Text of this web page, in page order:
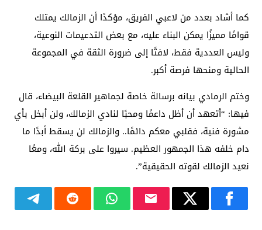
كما أشاد بعدد من لاعبي الفريق، مؤكدًا أن الزمالك يمتلك
قوامًا مميزًا يمكن البناء عليه، مع بعض التدعيمات النوعية،
وليس العددية فقط، لافتًا إلى ضرورة الثقة في المجموعة
الحالية ومنحها فرصة أكبر.
وختم الرمادي بيانه برسالة خاصة لجماهير القلعة البيضاء، قال
فيها: “أتعهد أن أظل داعمًا ومحبًا لنادي الزمالك، ولن أبخل بأي
مشورة فنية، فقلبي معكم دائمًا.. والزمالك لن يسقط أبدًا ما
دام خلفه هذا الجمهور العظيم. سيروا على بركة الله، ومعًا
نعيد الزمالك لقوته الحقيقية”.